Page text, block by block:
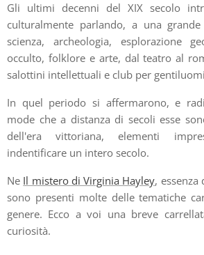
Gli ultimi decenni del XIX secolo
culturalmente parlando, a una
scienza, archeologia, esplorazione
occulto, folklore e arte, dal teatro al
salottini intellettuali e club per
In quel periodo si affermarono, e
mode che a distanza di secoli esse
dell'era vittoriana, elementi
indentificare un intero secolo.
Ne Il mistero di Virginia Hayley, essenza
sono presenti molte delle tematiche
genere. Ecco a voi una breve
curiosità.